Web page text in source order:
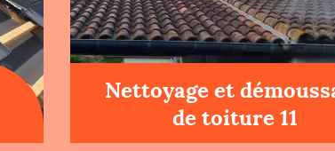
Nettoyage et
de toiture 11